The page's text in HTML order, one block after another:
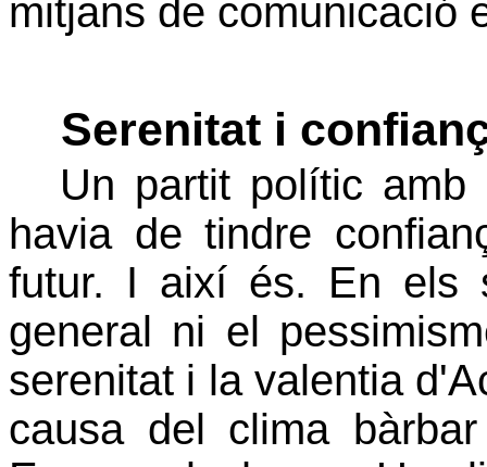
mitjans de comunicació
Serenitat i
Un partit polític amb
havia de tindre
futur. I així és. En els
general ni el
serenitat i la valentia
causa del clima